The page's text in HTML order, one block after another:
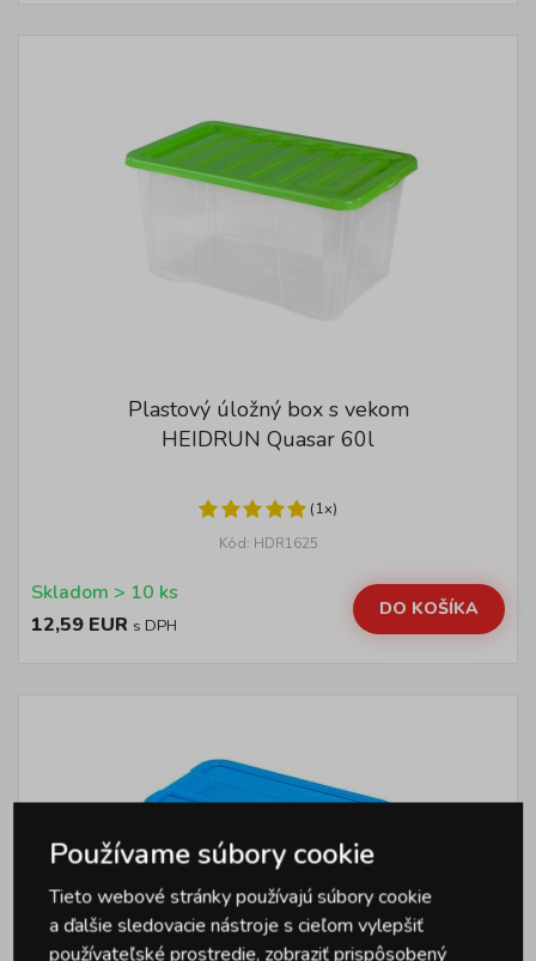
Plastový úložný box s vekom
HEIDRUN Quasar 60l
(1x)
Kód: HDR1625
Skladom > 10 ks
12,59 EUR s DPH
DO KOŠÍKA
Používame súbory cookie
Tieto webové stránky používajú súbory cookie
a ďalšie sledovacie nástroje s cieľom vylepšiť
používateľské prostredie, zobraziť prispôsobený